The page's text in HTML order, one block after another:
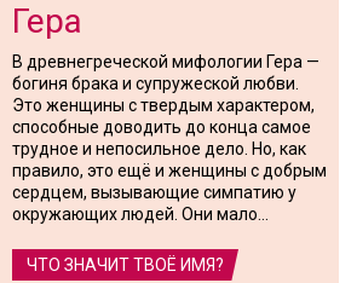
Гера
В древнегреческой мифологии Гера —
богиня брака и супружеской любви.
Это женщины с твердым характером,
способные доводить до конца самое
трудное и непосильное дело. Но, как
правило, это ещё и женщины с добрым
сердцем, вызывающие симпатию у
окружающих людей. Они мало...
ЧТО ЗНАЧИТ ТВОЁ ИМЯ?